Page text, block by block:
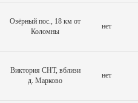
Озёрный пос., 18 км от
Коломны
нет
Виктория СНТ, вблизи
д. Марково
нет